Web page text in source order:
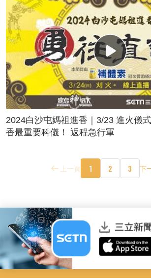
2024白沙屯媽祖進香｜3/23 進火儀
香最重要科儀！ 返程急行軍
上一頁 1 2 3 下